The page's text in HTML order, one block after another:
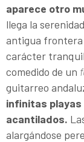
aparece otro
llega la
antigua frontera
carácter
comedido de un
guitarreo
infinitas playas
acantilados.
alargándose